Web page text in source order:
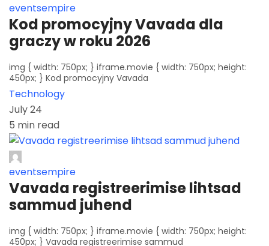
eventsempire
Kod promocyjny Vavada dla
graczy w roku 2026
img { width: 750px; } iframe.movie { width: 750px; height:
450px; } Kod promocyjny Vavada
Technology
July 24
5 min read
eventsempire
Vavada registreerimise lihtsad
sammud juhend
img { width: 750px; } iframe.movie { width: 750px; height:
450px; } Vavada registreerimise sammud